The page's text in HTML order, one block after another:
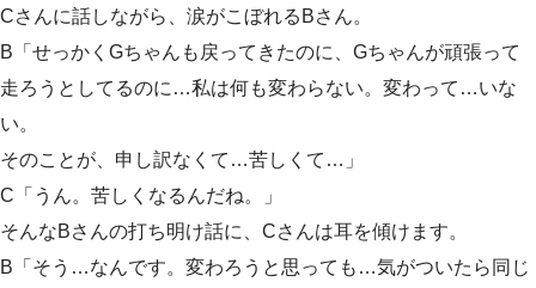
Cさんに話しながら、涙がこぼれるBさん。
B「せっかくGちゃんも戻ってきたのに、Gちゃんが頑張って
走ろうとしてるのに…私は何も変わらない。変わって…いな
い。
そのことが、申し訳なくて…苦しくて…」
C「うん。苦しくなるんだね。」
そんなBさんの打ち明け話に、Cさんは耳を傾けます。
B「そう…なんです。変わろうと思っても…気がついたら同じ